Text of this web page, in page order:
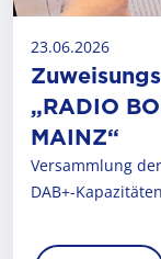
23.06.2026
„RADIO
MAINZ“
Versammlung
DAB+-Kapazitäten